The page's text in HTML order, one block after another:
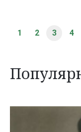
1 2 3 4